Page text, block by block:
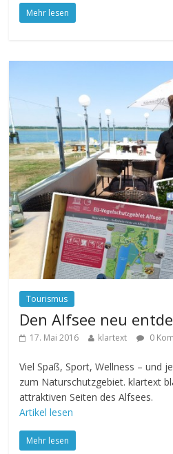
Mehr lesen
Tourismus
Den Alfsee neu
17. Mai 2016 klartext 0
Viel Spaß, Sport, Wellness – und
zum Naturschutzgebiet. klartext
attraktiven Seiten des Alfsees.
Artikel lesen
Mehr lesen